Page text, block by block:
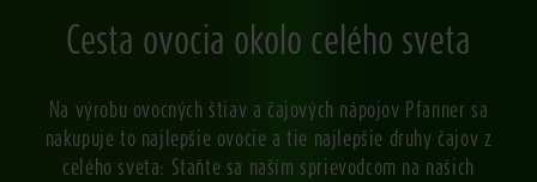
Cesta ovocia okolo celého sveta
Na výrobu ovocných štiav a čajových nápojov Pfanner sa
nakupuje to najlepšie ovocie a tie najlepšie druhy čajov z
celého sveta: Staňte sa naším sprievodcom na našich